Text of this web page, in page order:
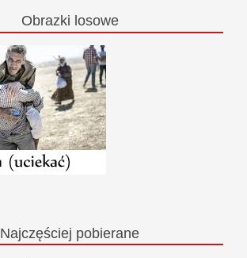
Obrazki losowe
Najczęściej pobierane